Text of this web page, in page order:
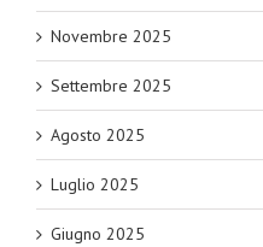
Novembre 2025
Settembre 2025
Agosto 2025
Luglio 2025
Giugno 2025